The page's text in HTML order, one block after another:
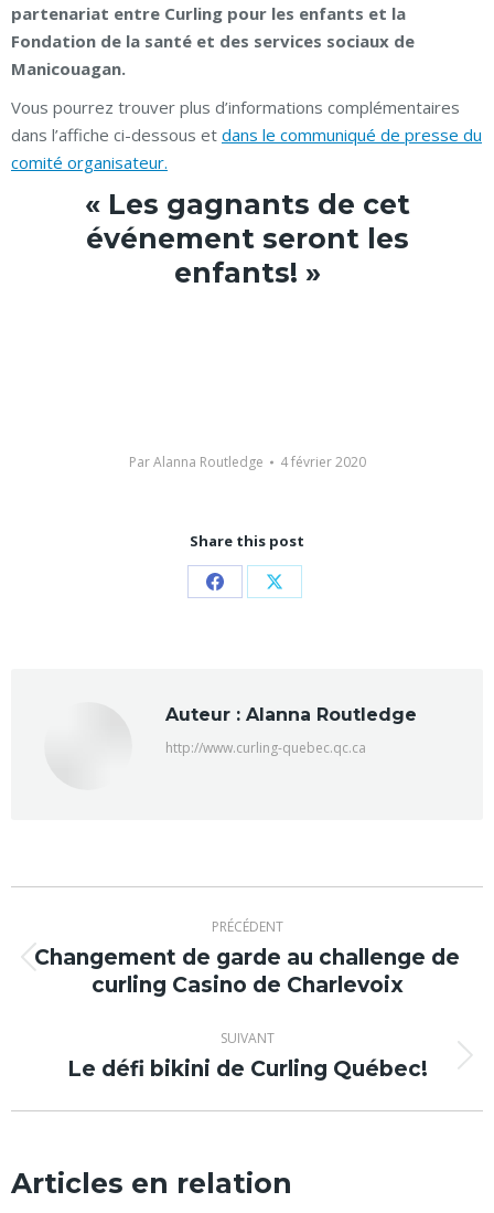
partenariat entre Curling pour les enfants et la
Fondation de la santé et des services sociaux de
Manicouagan.
Vous pourrez trouver plus d’informations complémentaires
dans l’affiche ci-dessous et dans le communiqué de presse du
comité organisateur.
« Les gagnants de cet
événement seront les
enfants! »
ParAlanna Routledge 4 février 2020
Share this post
PartagerPartager
Auteur : Alanna Routledge
http://www.curling-quebec.qc.ca
Navigation
article
PRÉCÉDENT
Article
précédent
Changement de garde au challenge de
curling Casino de Charlevoix
SUIVANT
Article
Le défi bikini de Curling Québec!
Articles en relation